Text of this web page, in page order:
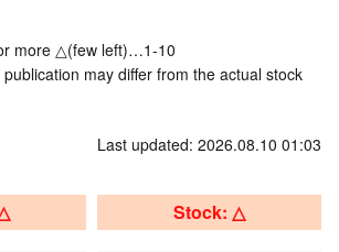
more △(few left)…1-10
may differ from the actual stock
Last updated: 2026.08.10 01:03
Stock: △